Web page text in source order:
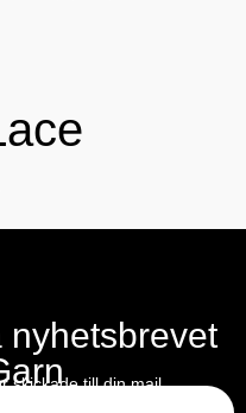
nyhetsbrevet
skickade till din mail